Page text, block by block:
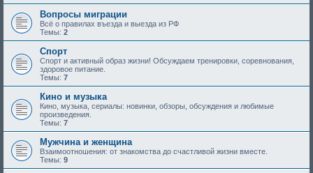
Вопросы миграции
Всё о правилах въезда и выезда из РФ
Темы: 2
Спорт
Спорт и активный образ жизни! Обсуждаем тренировки, соревнования,
здоровое питание.
Темы: 7
Кино и музыка
Кино, музыка, сериалы: новинки, обзоры, обсуждения и любимые
произведения.
Темы: 7
Мужчина и женщина
Взаимоотношения: от знакомства до счастливой жизни вместе.
Темы: 9